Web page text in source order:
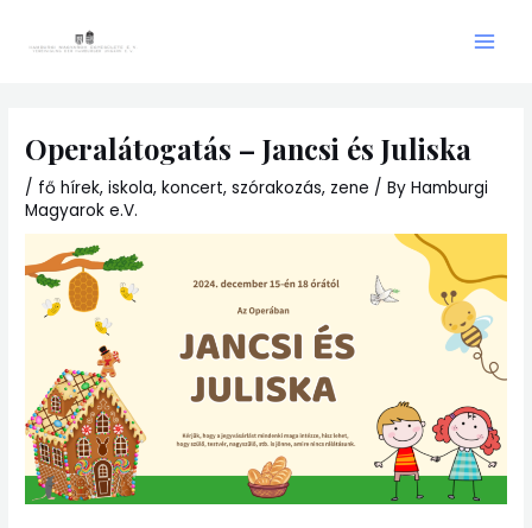
Operalátogatás – Jancsi és Juliska
/ fő hírek,iskola,koncert,szórakozás, zene / ByHamburgi
Magyarok e.V.